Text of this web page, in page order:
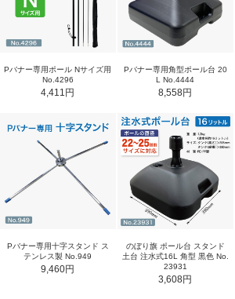
Pバナー専用ポール Nサイズ用
No.4296
4,411円
Pバナー専用角型ポール台 20
L No.4444
8,558円
Pバナー専用十字スタンド ス
テンレス製 No.949
9,460円
のぼり旗 ポール台 スタンド
土台 注水式16L 角型 黒色 No.
23931
3,608円